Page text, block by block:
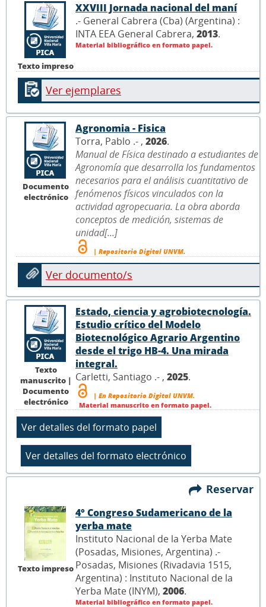
Texto impreso
XXVIII Jornada nacional del maní
.- General Cabrera (Cba) (Argentina) :
INTA EEA General Cabrera, 2013.
Material bibliográfico en formato papel.
Ver ejemplares
Documento
electrónico
Agronomia - Fisica
Torra, Pablo .- , 2026.
Manual de Física destinado a estudiantes de
Agronomía que desarrolla los fundamentos
necesarios para el análisis cuantitativo de
fenómenos físicos vinculados con la
actividad agropecuaria. La obra aborda
conceptos de medición, sistemas de
unidad[...]
| Repositorio Digital UNVM.
Ver documento/s
Texto
manuscrito |
Documento
electrónico
Estado, ciencia y agrobiotecnología.
Estudio crítico del Modelo
Biotecnológico Agrario Argentino
desde el trigo HB-4. Una mirada
integral.
Carletti, Santiago .- , 2025.
| En Repositorio Digital UNVM.
Material manuscrito en formato papel.
Reservar
Texto impreso
4° Congreso Sudamericano de la
yerba mate
Instituto Nacional de la Yerba Mate
(Posadas, Misiones, Argentina) .-
Posadas, Misiones (Rivadavia 1515,
Argentina) : Instituto Nacional de la
Yerba Mate (INYM), 2006.
Material bibliográfico en formato papel.